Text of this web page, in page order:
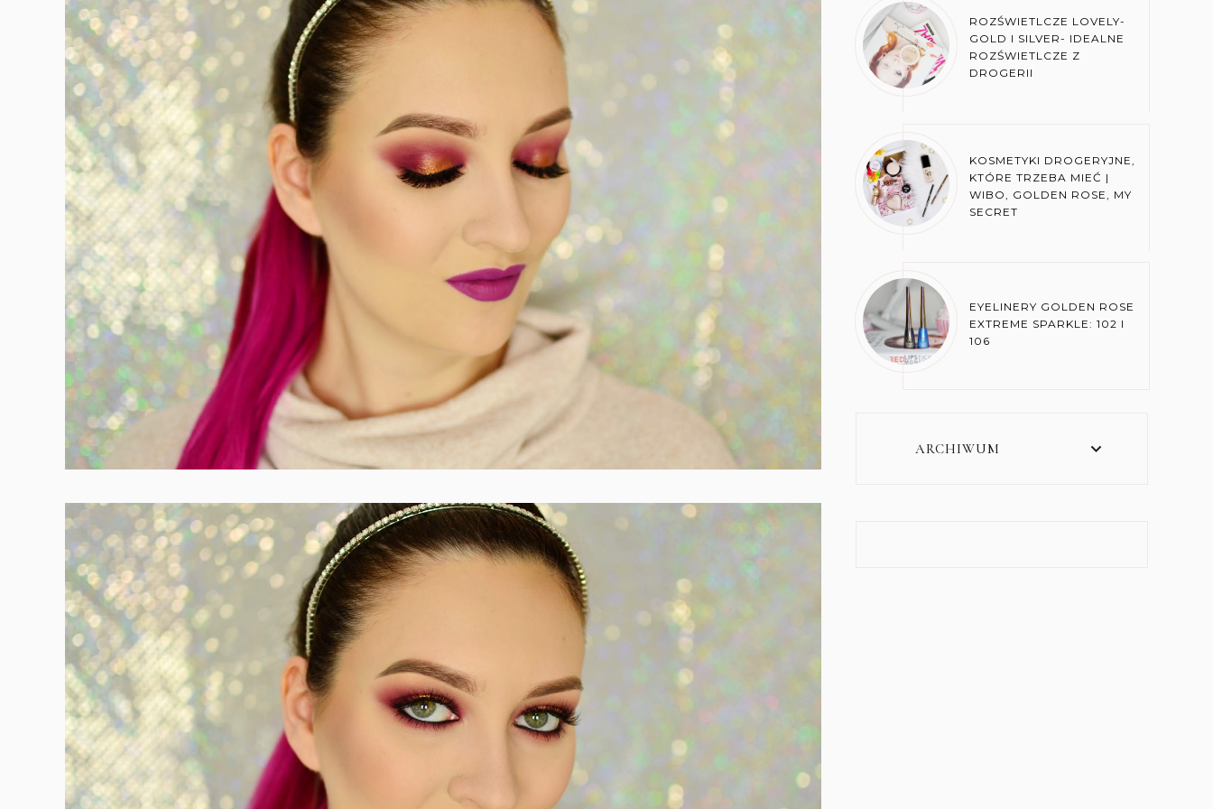
ROZŚWIETLCZE LOVELY-
GOLD I SILVER- IDEALNE
ROZŚWIETLCZE Z
DROGERII
KOSMETYKI DROGERYJNE,
KTÓRE TRZEBA MIEĆ |
WIBO, GOLDEN ROSE, MY
SECRET
EYELINERY GOLDEN ROSE
EXTREME SPARKLE: 102 I
106
ARCHIWUM